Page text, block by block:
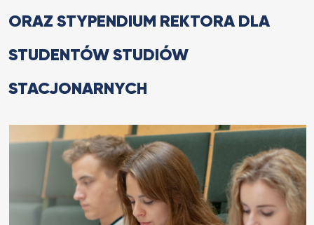
ORAZ STYPENDIUM REKTORA DLA
STUDENTÓW STUDIÓW
STACJONARNYCH